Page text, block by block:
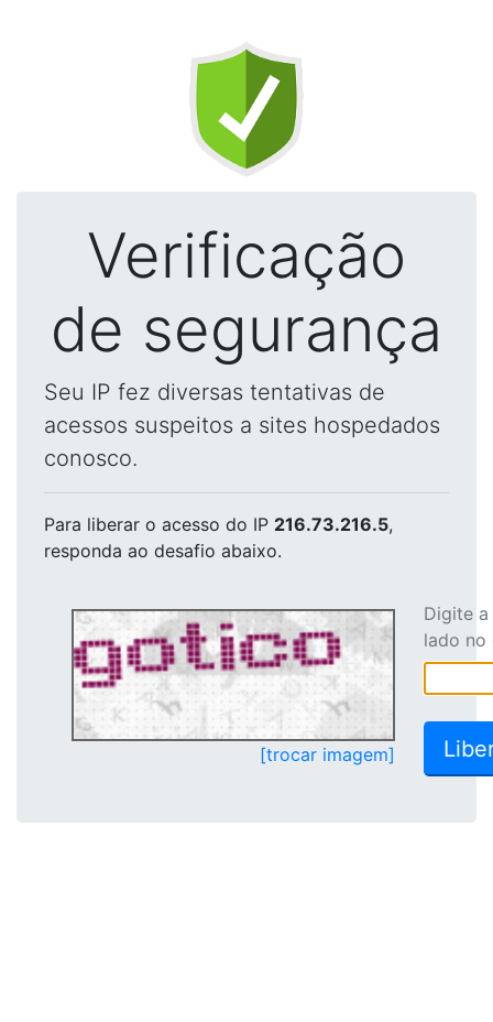
Verificação
de segurança
Seu IP fez diversas tentativas de
acessos suspeitos a sites hospedados
conosco.
Para liberar o acesso do IP 216.73.216.5,
responda ao desafio abaixo.
[trocar imagem]
Digite
lado no